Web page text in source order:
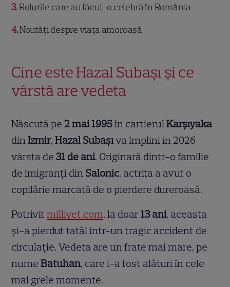
3 Rolurile care au făcut-o celebră în România
4 Noutăți despre viața amoroasă
Cine este Hazal Subaşı și ce
vârstă are vedeta
Născută pe 2 mai 1995în cartierulKarşıyaka
dinIzmir,Hazal Subaşıva împlini în 2026
vârsta de31 de ani. Originară dintr-o familie
de imigranți din Salonic, actrița a avut o
copilărie marcată de o pierdere dureroasă.
Potrivitmilliyet.com, la doar13 ani, aceasta
și-a pierdut tatăl într-un tragic accident de
circulație. Vedeta are un frate mai mare, pe
numeBatuhan, care i-a fost alături în cele
mai grele momente.